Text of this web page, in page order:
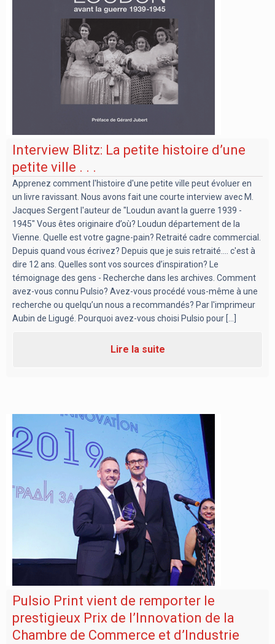
Interview Blitz: La petite histoire d’une
petite ville . . .
Apprenez comment l'histoire d'une petite ville peut évoluer en
un livre ravissant. Nous avons fait une courte interview avec M.
Jacques Sergent l'auteur de "Loudun avant la guerre 1939 -
1945" Vous êtes originaire d’où? Loudun département de la
Vienne. Quelle est votre gagne-pain? Retraité cadre commercial.
Depuis quand vous écrivez? Depuis que je suis retraité.... c'est à
dire 12 ans. Quelles sont vos sources d’inspiration? Le
témoignage des gens - Recherche dans les archives. Comment
avez-vous connu Pulsio? Avez-vous procédé vous-même à une
recherche ou quelqu’un nous a recommandés? Par l'imprimeur
Aubin de Ligugé. Pourquoi avez-vous choisi Pulsio pour [...]
Lire la suite
Pulsio Print vient de remporter le
prestigieux Prix de l’Innovation de la
Chambre de Commerce et d’Industrie